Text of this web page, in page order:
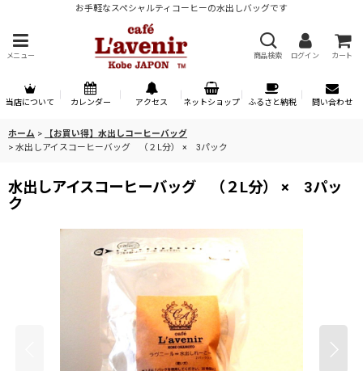
お手軽なスペシャルティコーヒーの水出しバッグです
メニュー 商品検索 ログイン カート
当店について カレンダー アクセス ネットショップ ふるさと納税 問い合わせ
ホーム >
【お買い得】水出しコーヒーバッグ
> 水出しアイスコーヒーバッグ （２L分） × 3パック
水出しアイスコーヒーバッグ （２L分） × 3パッ
ク